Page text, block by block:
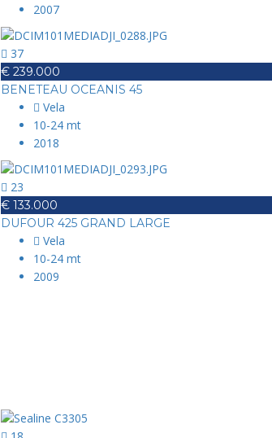
2007
37
€ 239.000
BENETEAU OCEANIS 45
Vela
10-24 mt
2018
23
€ 133.000
DUFOUR 425 GRAND LARGE
Vela
10-24 mt
2009